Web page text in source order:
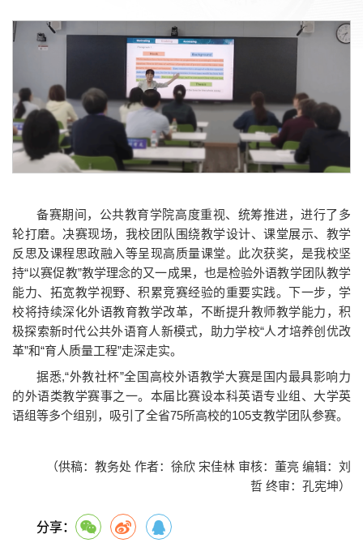
备赛期间，公共教育学院高度重视、统筹推进，进行了多
轮打磨。决赛现场，我校团队围绕教学设计、课堂展示、教学
反思及课程思政融入等呈现高质量课堂。此次获奖，是我校坚
持“以赛促教”教学理念的又一成果，也是检验外语教学团队教学
能力、拓宽教学视野、积累竞赛经验的重要实践。下一步，学
校将持续深化外语教育教学改革，不断提升教师教学能力，积
极探索新时代公共外语育人新模式，助力学校“人才培养创优改
革”和“育人质量工程”走深走实。
据悉,“外教社杯”全国高校外语教学大赛是国内最具影响力
的外语类教学赛事之一。本届比赛设本科英语专业组、大学英
语组等多个组别，吸引了全省75所高校的105支教学团队参赛。
（供稿：教务处 作者：徐欣 宋佳林 审核：董亮 编辑：刘
哲 终审：孔宪坤）
分享：